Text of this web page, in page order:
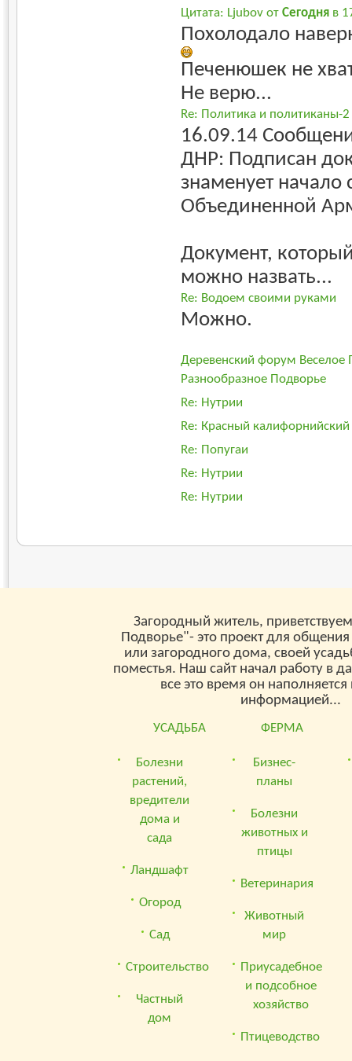
Цитата: Ljubov от Сегодня в
Похолодало
Печенюшек не
Не верю...
Re: Политика и политиканы-2
16.09.14
ДНР: Подписан
знаменует начало
Объединенной
Документ,
можно назвать...
Re: Водоем своими руками
Можно.
Деревенский форум
Разнообразное Подворье
Re: Нутрии
Re: Красный калифорнийский
Re: Попугаи
Re: Нутрии
Re: Нутрии
Загородный житель,
Подворье"- это проект для
или загородного дома, своей
поместья. Наш сайт начал работу в
все это время он
информацией...
УСАДЬБА
Болезни
растений,
вредители
дома и
сада
Ландшафт
Огород
Сад
Строительство
Частный
дом
ФЕРМА
Бизнес-
планы
Болезни
животных и
птицы
Ветеринария
Животный
мир
Приусадебное
и подсобное
хозяйство
Птицеводство